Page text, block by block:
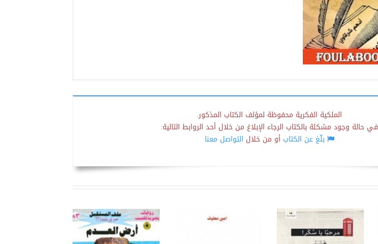
الملكية الفكرية محفوظة لمؤلف الكتاب المذكور.
في حالة وجود مشكلة بالكتاب الرجاء الإبلاغ من خلال أحد الروابط التالية:
بلّغ عن الكتابأو من خلال التواصل معنا